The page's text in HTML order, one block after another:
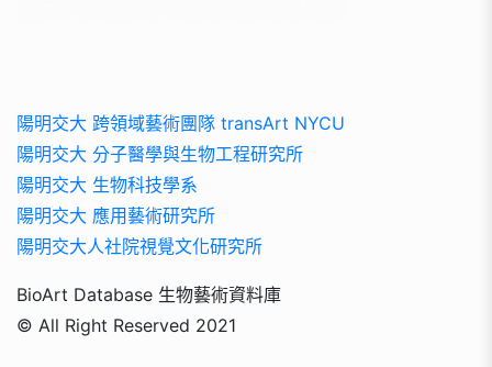
陽明交大 跨領域藝術團隊 transArt NYCU
陽明交大 分子醫學與生物工程研究所
陽明交大 生物科技學系
陽明交大 應用藝術研究所
陽明交大人社院視覺文化研究所
BioArt Database 生物藝術資料庫
© All Right Reserved 2021